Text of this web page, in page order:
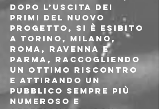
dopo l’uscita dei
primi del nuovo
progetto, si è esibito
a Torino, Milano,
Roma, Ravenna e
Parma, raccogliendo
un ottimo riscontro
e attirando un
pubblico sempre più
numeroso e